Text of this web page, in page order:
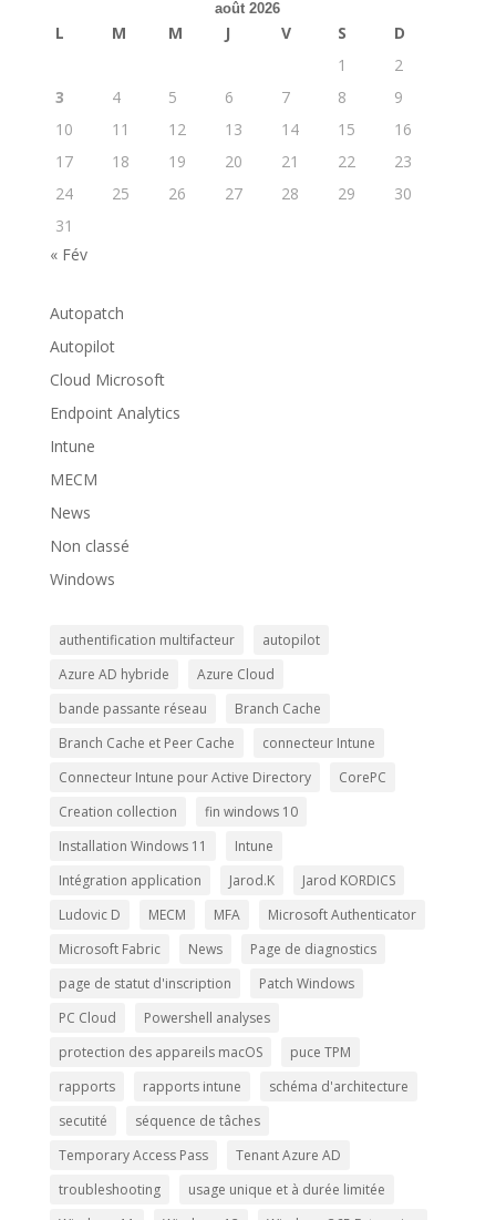
août 2026
L M M J V S
D
1
2
3
4 5 6 7 8
9
10
11 12 13 14 15
16
17
18 19 20 21 22
23
24
25 26 27 28 29
30
31
« Fév
Autopatch
Autopilot
Cloud Microsoft
Endpoint Analytics
Intune
MECM
News
Non classé
Windows
authentification multifacteur
autopilot
Azure AD hybride
Azure Cloud
bande passante réseau
Branch Cache
Branch Cache et Peer Cache
connecteur Intune
Connecteur Intune pour Active Directory
CorePC
Creation collection
fin windows 10
Installation Windows 11
Intune
Intégration application
Jarod.K
Jarod KORDICS
Ludovic D
MECM MFA
Microsoft Authenticator
Microsoft Fabric
News
Page de diagnostics
page de statut d'inscription
Patch Windows
PC Cloud
Powershell analyses
protection des appareils macOS
puce TPM
rapports
rapports intune
schéma d'architecture
secutité
séquence de tâches
Temporary Access Pass
Tenant Azure AD
troubleshooting
usage unique et à durée limitée